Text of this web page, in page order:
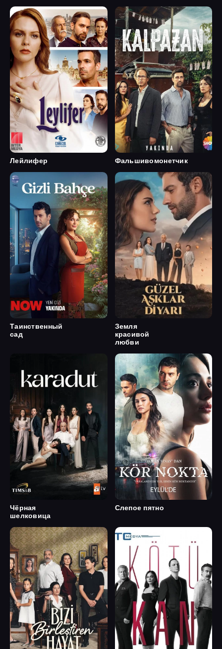
Лейлифер Фальшивомонетчик
Таинственный
сад
Земля
красивой
любви
Чёрная
шелковица
Слепое пятно